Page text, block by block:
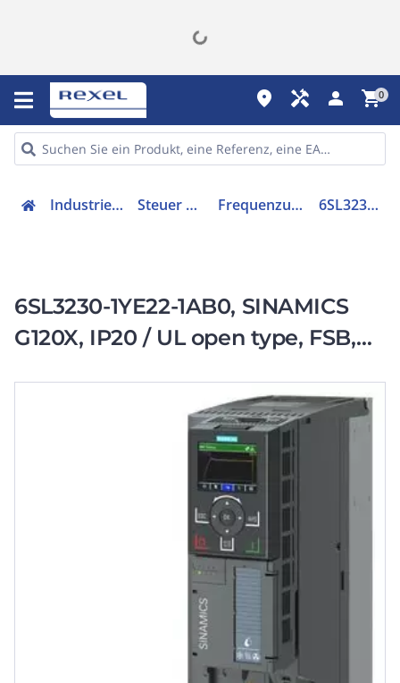
place handyman person shopping_cart0
Industriekomponenten Steuer & Regelgeräte Frequenzumrichter =< 1 kV 6SL32301YE221AB0
6SL3230-1YE22-1AB0, SINAMICS
G120X, IP20 / UL open type, FSB,